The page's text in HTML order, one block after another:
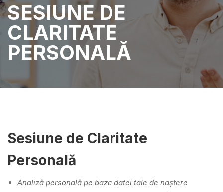
SESIUNE DE
CLARITATE
PERSONALĂ
Sesiune de Claritate
Personală
Analiză personală pe baza datei tale de naștere